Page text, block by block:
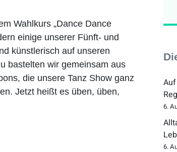
Wahlkurs „Dance Dance
einige unserer Fünft- und
künstlerisch auf unseren
bastelten wir gemeinsam aus
die unsere Tanz Show ganz
Jetzt heißt es üben, üben,
6.
6.